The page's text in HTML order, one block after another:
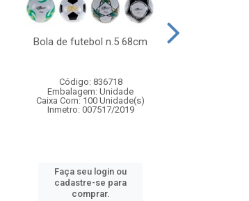
Bola de futebol n.5 68cm
Código: 836718
Embalagem: Unidade
Caixa Com: 100 Unidade(s)
Inmetro: 007517/2019
Faça seu login ou
cadastre-se para
comprar.